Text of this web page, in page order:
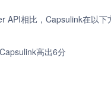
API相比，Capsulink在以下
高出6分